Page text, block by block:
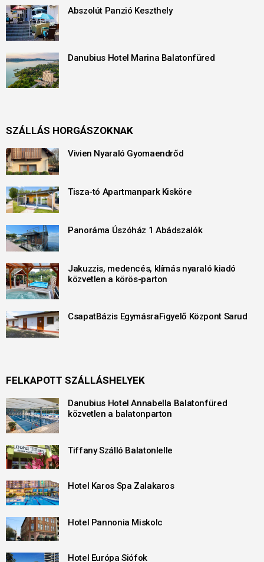
Abszolút Panzió Keszthely
Danubius Hotel Marina Balatonfüred
SZÁLLÁS HORGÁSZOKNAK
Vivien Nyaraló Gyomaendrőd
Tisza-tó Apartmanpark Kisköre
Panoráma Úszóház 1 Abádszalók
Jakuzzis, medencés, klímás nyaraló kiadó
közvetlen a körös-parton
CsapatBázis EgymásraFigyelő Központ Sarud
FELKAPOTT SZÁLLÁSHELYEK
Danubius Hotel Annabella Balatonfüred
közvetlen a balatonparton
Tiffany Szálló Balatonlelle
Hotel Karos Spa Zalakaros
Hotel Pannonia Miskolc
Hotel Európa Siófok